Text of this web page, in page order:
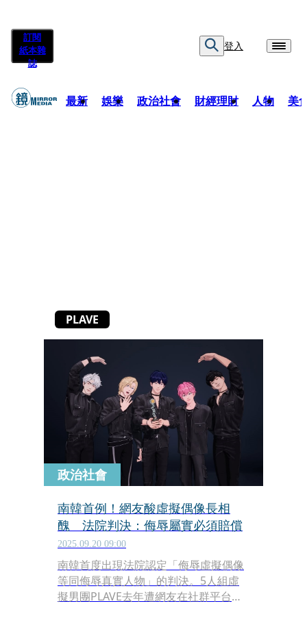
訂閱
紙本雜
誌
登入
最新 娛樂 政治社會 財經理財 人物 美
PLAVE
政治社會
南韓首例！網友酸虛擬偶像長相
醜 法院判決：侮辱屬實必須賠償
2025.09.20 09:00
南韓首度出現法院認定「侮辱虛擬偶像
等同侮辱真實人物」的判決。5人組虛
擬男團PLAVE去年遭網友在社群平台多